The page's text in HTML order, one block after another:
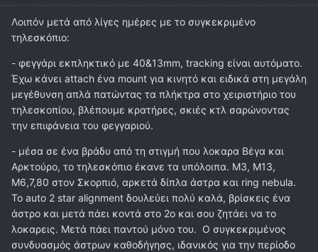
Λοιπόν μετά από λίγες ημέρες με το συγκεκριμένο
τηλεσκόπιο:
- φεγγάρι εκπληκτικό με 40&13mm, tracking είναι αυτόματο.
Έχω κάνει attach ένα mount για κινητό και ειδικά στη μεγάλη
μεγέθυνση απλά πατώντας τα πλήκτρα στο χειριστήριο του
τηλεσκοπίου, βλέπουμε κρατήρες, σκιές κτλ σαρώνοντας
την επιφάνεια του φεγγαριού.
- μέσα σε ένα βράδυ από τη στιγμή που λοκαρα Βέγα και
Αρκτούρο, το τηλεσκόπιο έκανε τα υπόλοιπα. Μ3, Μ13,
Μ6,7,80 στον Σκορπιό, αρκετά δίπλα άστρα και ring nebula.
To auto 2 star alignment δουλεύει πολύ καλά, βρίσκεις ένα
άστρο και μετά πάει κοντά στο 2ο και σου ζητάει να το
λοκαρεις. Μετά πάει παντού μόνο του. Ο συγκεκριμένος
συνδυασμός άστρων καθοδήγησς, ιδανικός για την περίοδο